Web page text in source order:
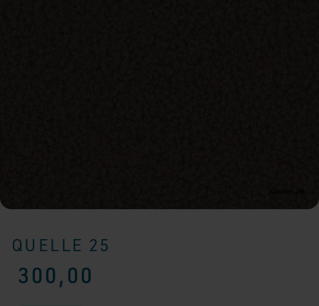
QUELLE 25
300,00